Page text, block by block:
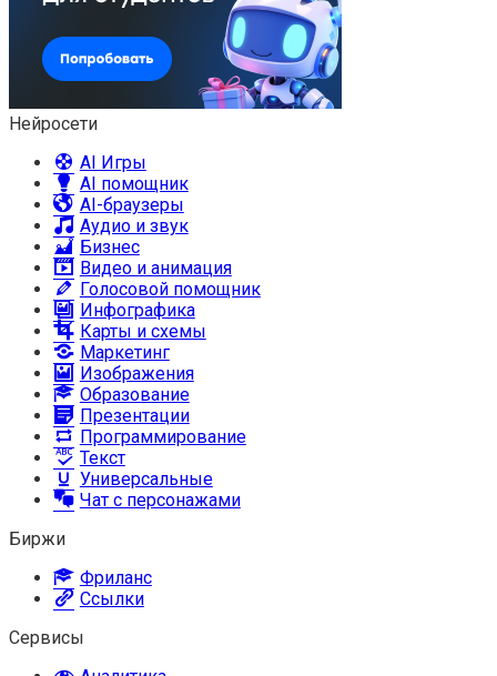
Нейросети
AI Игры
AI помощник
AI-браузеры
Аудио и звук
Бизнес
Видео и анимация
Голосовой помощник
Инфографика
Карты и схемы
Маркетинг
Изображения
Образование
Презентации
Программирование
Текст
Универсальные
Чат с персонажами
Биржи
Фриланс
Ссылки
Сервисы